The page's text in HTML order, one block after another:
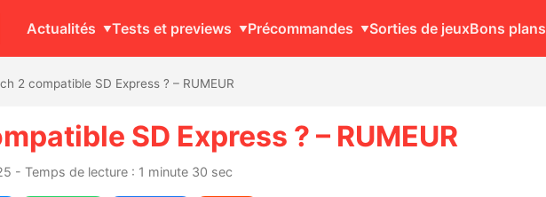
Actualités Tests et previews Précommandes Sorties de jeuxBons plans
2 compatible SD Express ? – RUMEUR
SD Express ? – RUMEUR
- Temps de lecture : 1 minute 30 sec